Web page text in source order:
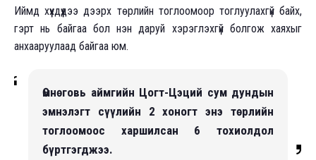
Иймд хүүхдүүдээ дээрх төрлийн тоглоомоор тоглуулахгүй байх,
гэрт нь байгаа бол нэн даруй хэрэглэхгүй болгож хаяхыг
анхааруулаад байгаа юм.
Өмнөговь аймгийн Цогт-Цэций сум дундын
эмнэлэгт сүүлийн 2 хоногт энэ төрлийн
тоглоомоос харшилсан 6 тохиолдол
бүртгэгджээ.